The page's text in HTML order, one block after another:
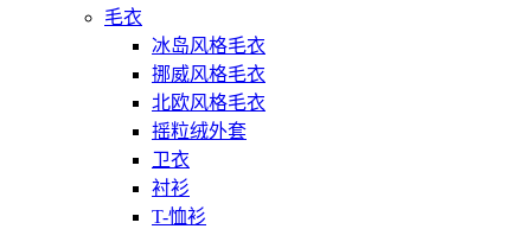
毛衣
冰岛风格毛衣
挪威风格毛衣
北欧风格毛衣
摇粒绒外套
卫衣
衬衫
T-恤衫